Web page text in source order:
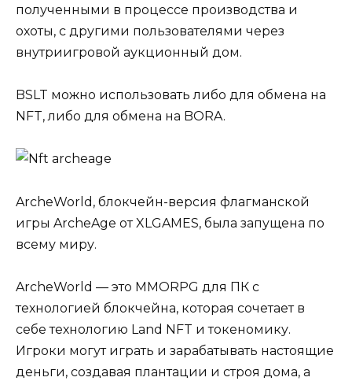
полученными в процессе производства и
охоты, с другими пользователями через
внутриигровой аукционный дом.
BSLT можно использовать либо для обмена на
NFT, либо для обмена на BORA.
ArcheWorld, блокчейн-версия флагманской
игры ArcheAge от XLGAMES, была запущена по
всему миру.
ArcheWorld — это MMORPG для ПК с
технологией блокчейна, которая сочетает в
себе технологию Land NFT и токеномику.
Игроки могут играть и зарабатывать настоящие
деньги, создавая плантации и строя дома, а